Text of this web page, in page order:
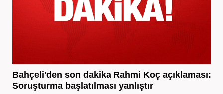
Bahçeli'den son dakika Rahmi Koç açıklaması:
Soruşturma başlatılması yanlıştır